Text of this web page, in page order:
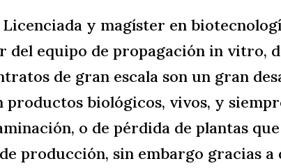
y magíster en
del equipo de propagación in vitro,
de gran escala son un gran
productos biológicos, vivos, y
o de pérdida de plantas
producción, sin embargo gracias a